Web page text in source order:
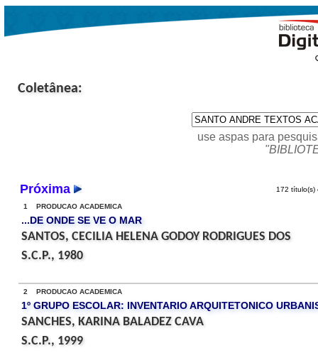
Coletânea:
use aspas para
Próxima 172 título(s)
1 PRODUCAO ACADEMICA
...DE ONDE SE VE O MAR
SANTOS, CECILIA HELENA GODOY RODRIGUES DOS
S.C.P., 1980
2 PRODUCAO ACADEMICA
1º GRUPO ESCOLAR: INVENTARIO ARQUITETONICO
SANCHES, KARINA BALADEZ CAVA
S.C.P., 1999